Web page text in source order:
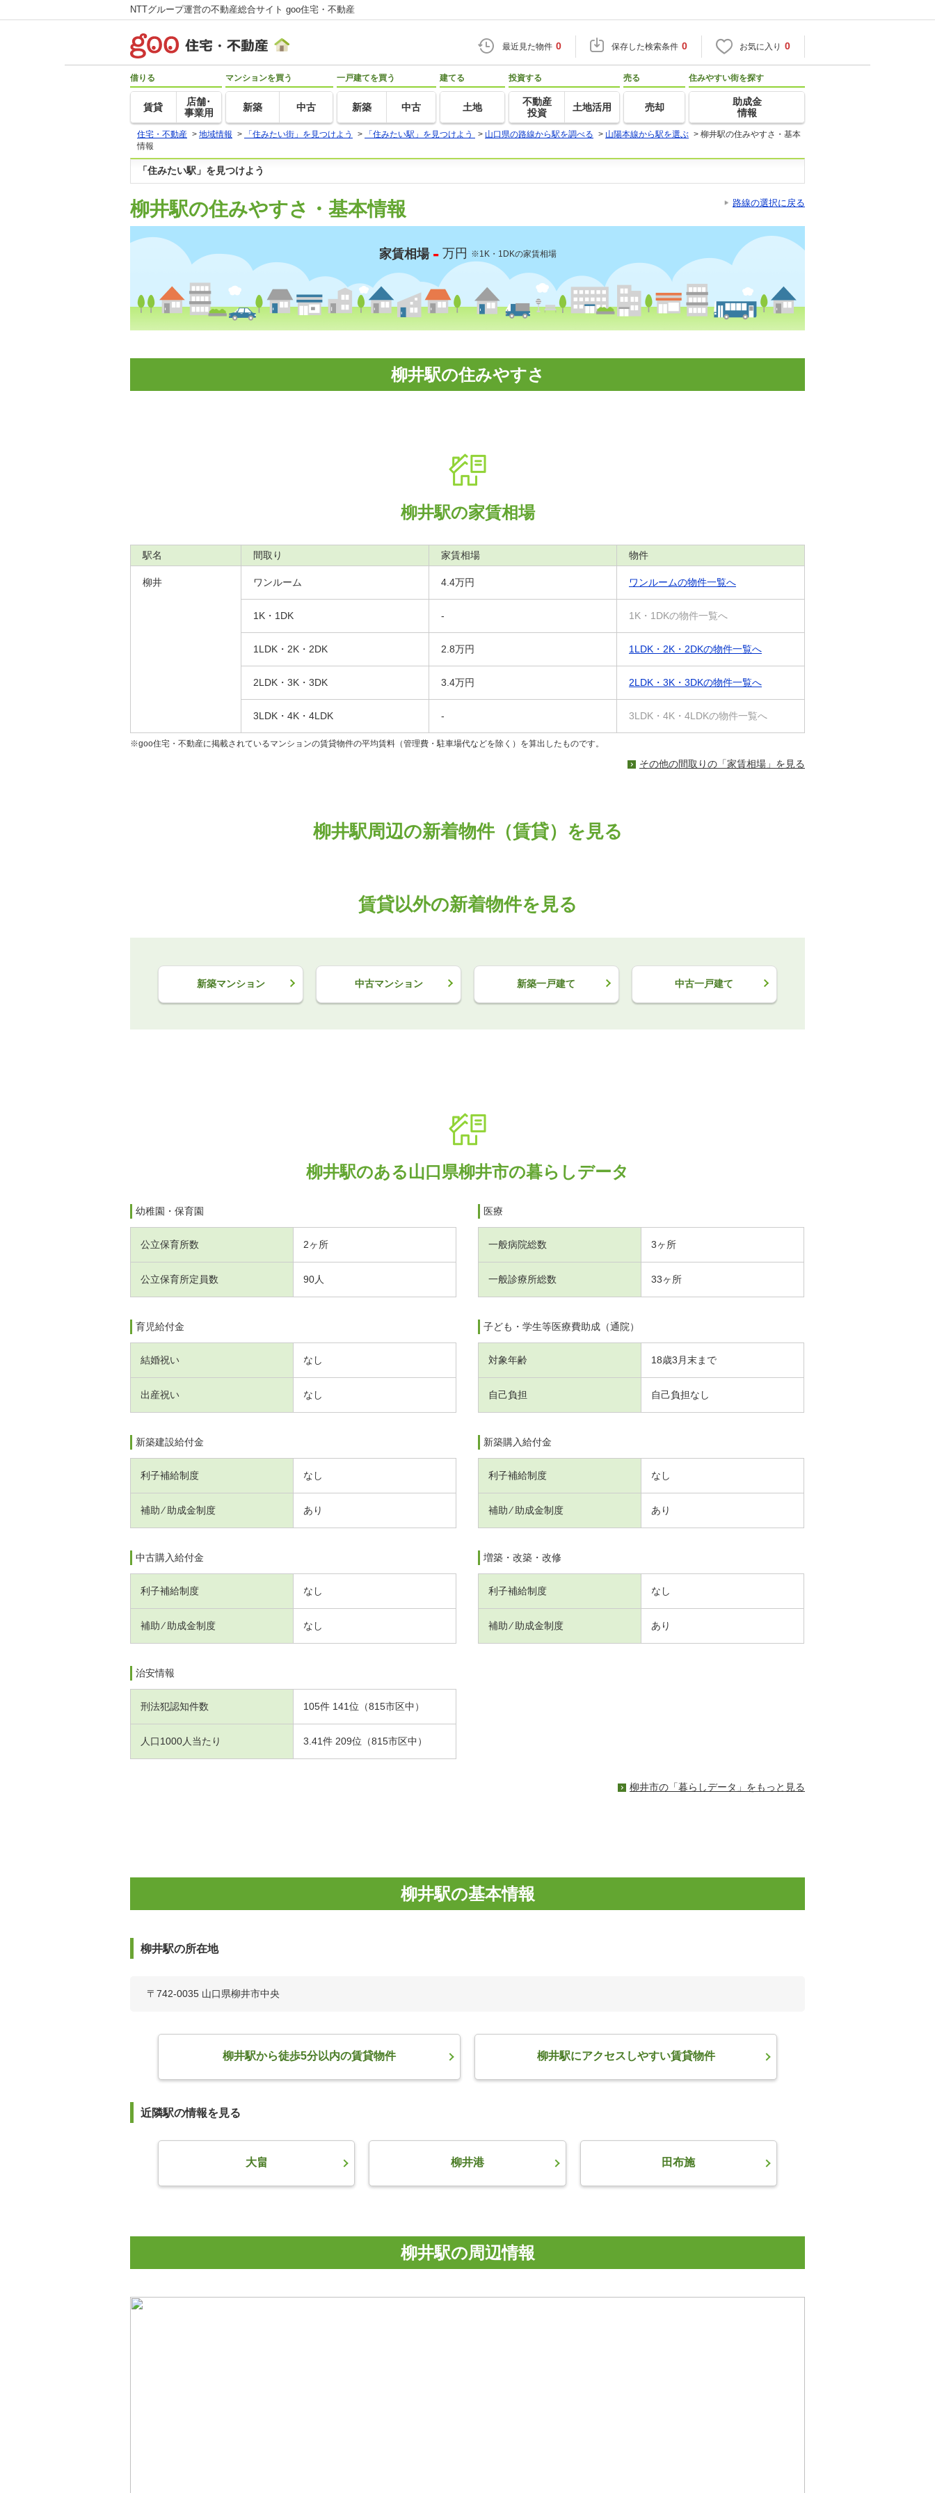
NTTグループ運営の不動産総合サイト goo住宅・不動産
最近見た物件 0 保存した検索条件 0 お気に入り 0
借りる
賃貸
店舗･
事業用
マンションを買う
新築 中古
一戸建てを買う
新築 中古
建てる
土地
投資する
不動産
投資
土地活用
売る
売却
住みやすい街を探す
助成金
情報
住宅・不動産 > 地域情報 > 「住みたい街」を見つけよう > 「住みたい駅」を見つけよう > 山口県の路線から駅を調べる > 山陽本線から駅を選ぶ > 柳井駅の住みやすさ・基本
情報
「住みたい駅」を見つけよう
柳井駅の住みやすさ・基本情報 路線の選択に戻る
家賃相場 -万円 ※1K・1DKの家賃相場
柳井駅の住みやすさ
柳井駅の家賃相場
駅名 間取り 家賃相場 物件
柳井 ワンルーム 4.4万円 ワンルームの物件一覧へ
1K・1DK - 1K・1DKの物件一覧へ
1LDK・2K・2DK 2.8万円 1LDK・2K・2DKの物件一覧へ
2LDK・3K・3DK 3.4万円 2LDK・3K・3DKの物件一覧へ
3LDK・4K・4LDK - 3LDK・4K・4LDKの物件一覧へ
※goo住宅・不動産に掲載されているマンションの賃貸物件の平均賃料（管理費・駐車場代などを除く）を算出したものです。
その他の間取りの「家賃相場」を見る
柳井駅周辺の新着物件（賃貸）を見る
賃貸以外の新着物件を見る
新築マンション 中古マンション 新築一戸建て 中古一戸建て
柳井駅のある山口県柳井市の暮らしデータ
幼稚園・保育園
公立保育所数 2ヶ所
公立保育所定員数 90人
医療
一般病院総数 3ヶ所
一般診療所総数 33ヶ所
育児給付金
結婚祝い なし
出産祝い なし
子ども・学生等医療費助成（通院）
対象年齢 18歳3月末まで
自己負担 自己負担なし
新築建設給付金
利子補給制度 なし
補助 ⁄ 助成金制度 あり
新築購入給付金
利子補給制度 なし
補助 ⁄ 助成金制度 あり
中古購入給付金
利子補給制度 なし
補助 ⁄ 助成金制度 なし
増築・改築・改修
利子補給制度 なし
補助 ⁄ 助成金制度 あり
治安情報
刑法犯認知件数 105件 141位（815市区中）
人口1000人当たり 3.41件 209位（815市区中）
柳井市の「暮らしデータ」をもっと見る
柳井駅の基本情報
柳井駅の所在地
〒742-0035 山口県柳井市中央
柳井駅から徒歩5分以内の賃貸物件 柳井駅にアクセスしやすい賃貸物件
近隣駅の情報を見る
大畠 柳井港 田布施
柳井駅の周辺情報